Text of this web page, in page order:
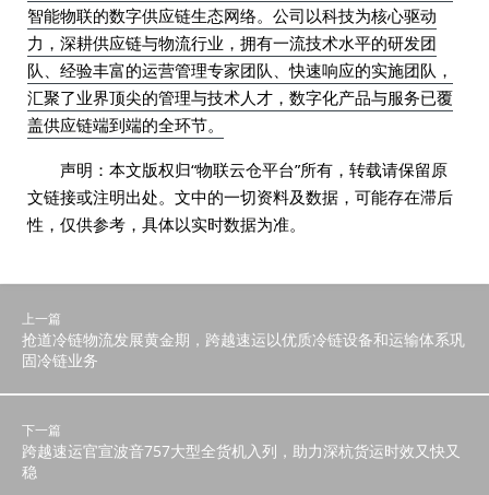
智能物联的数字供应链生态网络。公司以科技为核心驱动
力，深耕供应链与物流行业，拥有一流技术水平的研发团
队、经验丰富的运营管理专家团队、快速响应的实施团队，
汇聚了业界顶尖的管理与技术人才，数字化产品与服务已覆
盖供应链端到端的全环节。
声明：本文版权归“物联云仓平台”所有，转载请保留原
文链接或注明出处。文中的一切资料及数据，可能存在滞后
性，仅供参考，具体以实时数据为准。
上一篇
抢道冷链物流发展黄金期，跨越速运以优质冷链设备和运输体系巩
固冷链业务
下一篇
跨越速运官宣波音757大型全货机入列，助力深杭货运时效又快又
稳